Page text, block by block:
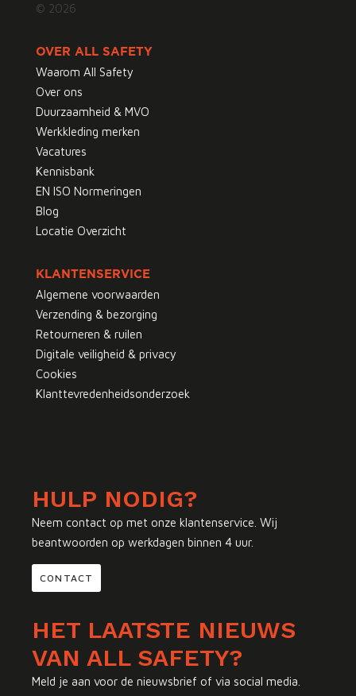
© 2026
OVER ALL SAFETY
Waarom All Safety
Over ons
Duurzaamheid & MVO
Werkkleding merken
Vacatures
Kennisbank
EN ISO Normeringen
Blog
Locatie Overzicht
KLANTENSERVICE
Algemene voorwaarden
Verzending & bezorging
Retourneren & ruilen
Digitale veiligheid & privacy
Cookies
Klanttevredenheidsonderzoek
HULP NODIG?
Neem contact op met onze klantenservice. Wij
beantwoorden op werkdagen binnen 4 uur.
CONTACT
HET LAATSTE NIEUWS
VAN ALL SAFETY?
Meld je aan voor de nieuwsbrief of via social media.